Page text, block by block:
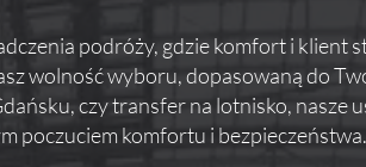
podróży, gdzie komfort i klient
wolność wyboru, dopasowaną do
czy transfer na lotnisko, nasze
poczuciem komfortu i bezpieczeństwa.